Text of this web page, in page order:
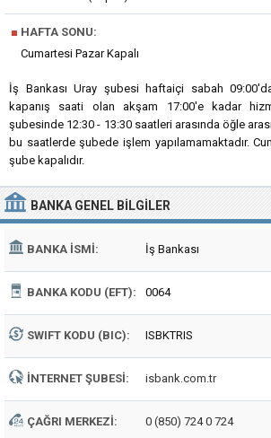
■ HAFTA SONU:
Cumartesi Pazar Kapalı
İş Bankası Uray şubesi haftaiçi sabah
kapanış saati olan akşam 17:00'e kadar
şubesinde 12:30 - 13:30 saatleri arasında öğle
bu saatlerde şubede işlem yapılamamaktadır.
şube kapalıdır.
BANKA GENEL BILGILER
BANKA İSMI: İş Bankası
BANKA KODU (EFT): 0064
SWIFT KODU (BIC): ISBKTRIS
İNTERNET ŞUBESI: isbank.com.tr
ÇAĞRI MERKEZI: 0 (850) 724 0 724